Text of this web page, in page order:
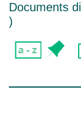
Documents
)